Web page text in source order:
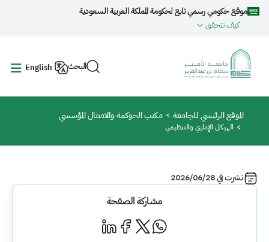
تجاوز إلى المحتوى الرئيسي
موقع حكومي رسمي تابع لحكومة المملكة العربية السعودية
كيف تتحقق
البحث English
مسار التنقل
الموقع الرئيسي للجامعة مكتب الحوكمة والامتثال المؤسسي
الهيكل الإداري والتنظيمي
نشرت في2026/06/28
مشاركة الصفحة